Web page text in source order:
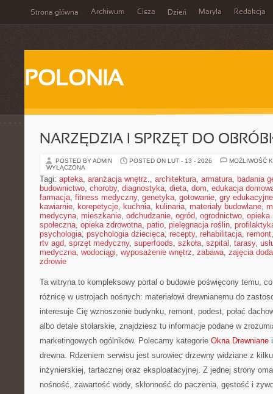
Strona główna Archiwum Cisza Dzień Maryla Redakcja
POLONIA
NARZĘDZIA I SPRZĘT DO
POSTED BY ADMIN POSTED ON LUT - 13 - 2026
MOŻLIWOŚĆ
WYŁĄCZONA
Tagi: apteka, aranżacja wnętrz., architektura, armatura, badania
budownictwo, choroby, diagnostyka, dieta, dom, edukacja
farmacja, fitness medyczny, genetyka, gotowanie, gry edukacyjne
kawiarnie, korepetycje, kuchnia, kulinaria, materiały budowlane,
medycyna, mieszkanie, odchudzanie, ogród, ogrodnictwo, opieka
społeczna, opieka zdrowotna, patio, pielęgnacja roślin,
psychologia, psychologia dziecięca, recepty, rehabilitacja, remont
rtv agd, sprzęt medyczny, superfoods, szkoła, szpital , tarasy,
medyczna, wodociągi, wyposażenie wnętrz, zabawa, zajęcia
zdrowie
Ta witryna to kompleksowy portal o budowie poświęcony temu,
różnicę w ustrojach nośnych: materiałowi drewnianemu do
interesuje Cię wznoszenie budynku, remont, podest, połać
albo detale stolarskie, znajdziesz tu informacje podane w
marketingowych ogólników. Polecamy kategorie Okna Drewniane
drewna. Rdzeniem serwisu jest surowiec drzewny widziane z
inżynierskiej, tartacznej oraz eksploatacyjnej. Z jednej strony
nośność, zawartość wody, skłonność do paczenia, gęstość i